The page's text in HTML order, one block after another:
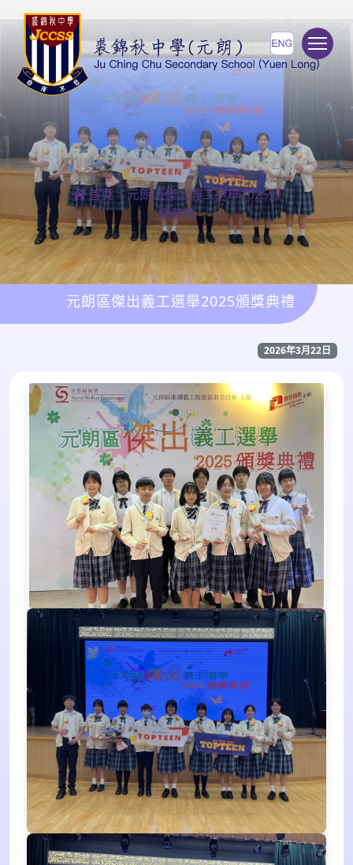
首頁>元朗區傑出義工選舉2025頒
獎典禮
元朗區傑出義工選舉2025頒獎典禮
2026年3月22日